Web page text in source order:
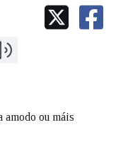
CORPORATIVA
ADALID
EMILIA PARDO
amodo ou máis